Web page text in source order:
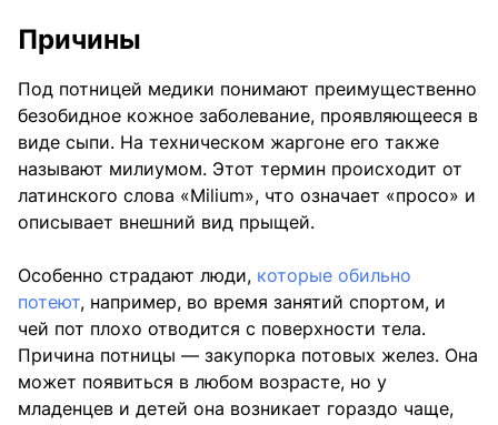
Причины
Под потницей медики понимают преимущественно
безобидное кожное заболевание, проявляющееся в
виде сыпи. На техническом жаргоне его также
называют милиумом. Этот термин происходит от
латинского слова «Milium», что означает «просо» и
описывает внешний вид прыщей.
Особенно страдают люди, которые обильно
потеют, например, во время занятий спортом, и
чей пот плохо отводится с поверхности тела.
Причина потницы — закупорка потовых желез. Она
может появиться в любом возрасте, но у
младенцев и детей она возникает гораздо чаще,